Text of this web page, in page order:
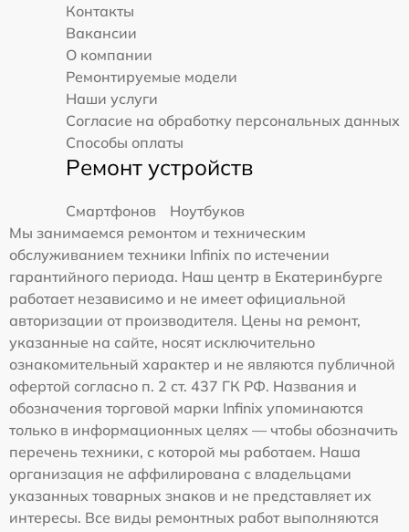
Контакты
Вакансии
О компании
Ремонтируемые модели
Наши услуги
Согласие на обработку персональных данных
Способы оплаты
Ремонт устройств
Смартфонов
Ноутбуков
Мы занимаемся ремонтом и техническим
обслуживанием техники Infinix по истечении
гарантийного периода. Наш центр в Екатеринбурге
работает независимо и не имеет официальной
авторизации от производителя. Цены на ремонт,
указанные на сайте, носят исключительно
ознакомительный характер и не являются публичной
офертой согласно п. 2 ст. 437 ГК РФ. Названия и
обозначения торговой марки Infinix упоминаются
только в информационных целях — чтобы обозначить
перечень техники, с которой мы работаем. Наша
организация не аффилирована с владельцами
указанных товарных знаков и не представляет их
интересы. Все виды ремонтных работ выполняются